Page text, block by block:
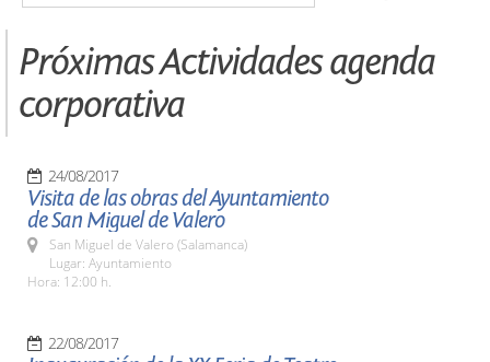
Próximas Actividades agenda
corporativa
24/08/2017
Visita de las obras del Ayuntamiento
de San Miguel de Valero
San Miguel de Valero (Salamanca)
Lugar: Ayuntamiento
Hora: 12:00 h.
22/08/2017